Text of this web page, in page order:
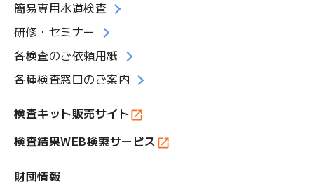
簡易専用水道検査
研修・セミナー
各検査のご依頼用紙
各種検査窓口のご案内
検査キット販売サイト
検査結果WEB検索サービス
財団情報